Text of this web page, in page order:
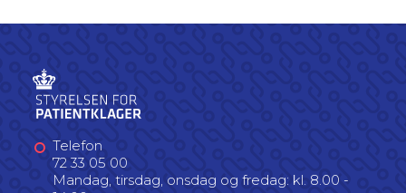
Telefon
72 33 05 00
Mandag, tirsdag, onsdag og fredag: kl. 8.00 -